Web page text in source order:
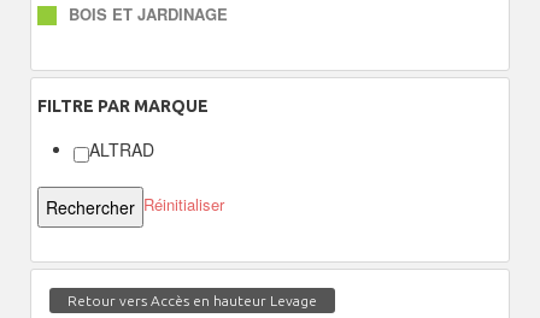
BOIS ET JARDINAGE
FILTRE PAR MARQUE
ALTRAD
Réinitialiser
Retour vers Accès en hauteur Levage